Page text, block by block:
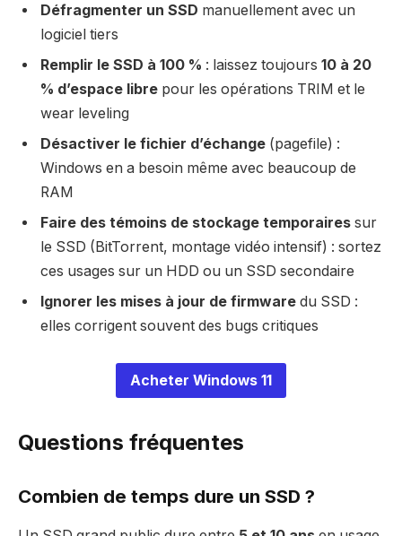
Défragmenter un SSD manuellement avec un
logiciel tiers
Remplir le SSD à 100 % : laissez toujours 10 à 20
% d’espace libre pour les opérations TRIM et le
wear leveling
Désactiver le fichier d’échange (pagefile) :
Windows en a besoin même avec beaucoup de
RAM
Faire des témoins de stockage temporaires sur
le SSD (BitTorrent, montage vidéo intensif) : sortez
ces usages sur un HDD ou un SSD secondaire
Ignorer les mises à jour de firmware du SSD :
elles corrigent souvent des bugs critiques
Acheter Windows 11
Questions fréquentes
Combien de temps dure un SSD ?